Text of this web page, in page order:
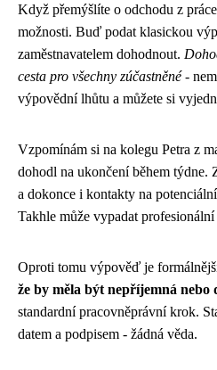
Když přemýšlíte o odchodu z
možnosti. Buď podat klasickou
zaměstnavatelem dohodnout.
cesta pro všechny zúčastněné-
výpovědní lhůtu a můžete si
Vzpomínám si na kolegu Petra z
dohodl na ukončení během týdne.
a dokonce i kontakty na
Takhle může vypadat
Oproti tomu výpověď je
že by měla být nepříjemná nebo
standardní pracovněprávní krok.
datem a podpisem - žádná věda.